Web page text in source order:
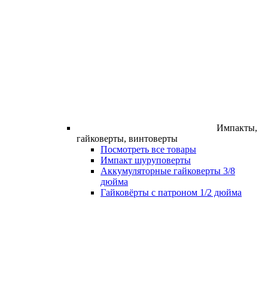
Импакты,
гайковерты, винтоверты
Посмотреть все товары
Импакт шуруповерты
Аккумуляторные гайковерты 3/8
дюйма
Гайковёрты с патроном 1/2 дюйма